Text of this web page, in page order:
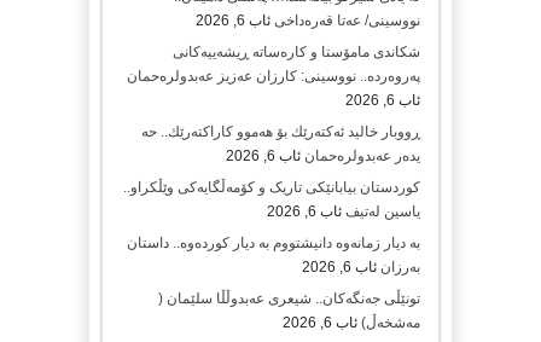
نووسینی/ عەتا قەرەداخی ئاب 6, 2026
شکاندی مامۆستا و کارەساتە ڕیشەییەکانی
پەروەردە.. نووسینی: کارزان عەزیز عەبدولرەحمان
ئاب 6, 2026
ڕووبار خالید ئەكتەرێك بۆ هەموو كاراكتەرێك.. حه
یدەر عەبدولرەحمان ئاب 6, 2026
کوردستان بیابانێکی تاریک و کۆمەڵگایەکی وێڵکراو..
یاسین لەتیف ئاب 6, 2026
بە دیار زمانەوە دانیشتووم بە دیار کوردەوە.. داستان
بەرزان ئاب 6, 2026
تونێڵی جەنگەکان.. شیعری عەبدوڵڵا سلێمان (
مەشخەڵ) ئاب 6, 2026